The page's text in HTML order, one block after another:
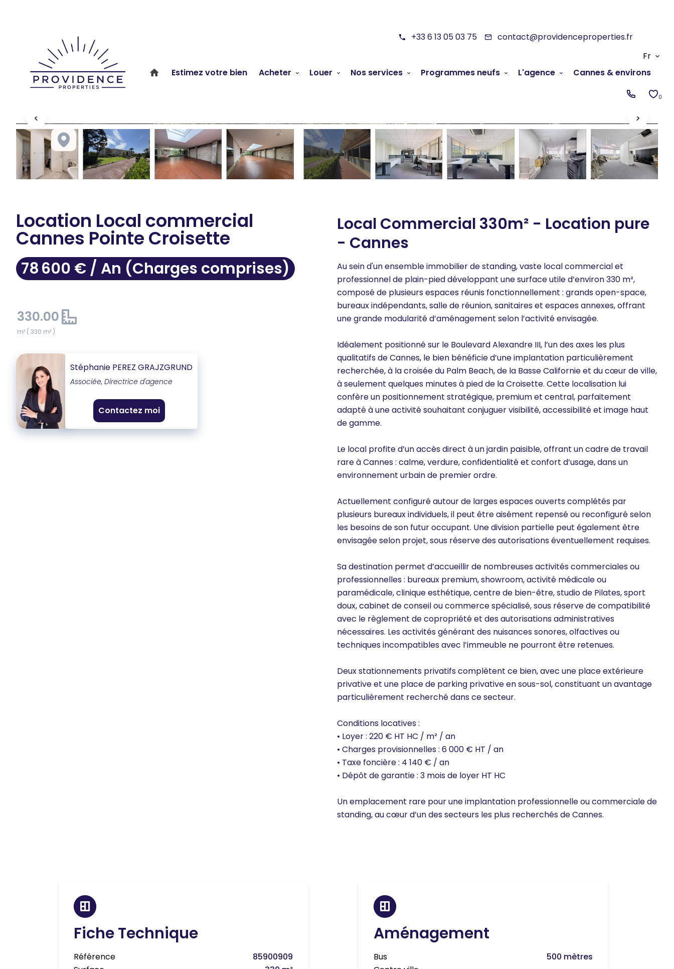
+33 6 13 05 03 75
contact@providenceproperties.fr
Fr
Estimez votre bien
Acheter Louer Nos services Programmes neufs L'agence Cannes & environs
0
Location Local commercial
Cannes Pointe Croisette
78 600 € / An (Charges comprises)
330.00
m² ( 330 m² )
Stéphanie PEREZ GRAJZGRUND
Associée, Directrice d'agence
Contactez moi
Local Commercial 330m² - Location pure
- Cannes
Au sein d'un ensemble immobilier de standing, vaste local commercial et
professionnel de plain-pied développant une surface utile d’environ 330 m²,
composé de plusieurs espaces réunis fonctionnellement : grands open-space,
bureaux indépendants, salle de réunion, sanitaires et espaces annexes, offrant
une grande modularité d’aménagement selon l’activité envisagée.
Idéalement positionné sur le Boulevard Alexandre III, l’un des axes les plus
qualitatifs de Cannes, le bien bénéficie d’une implantation particulièrement
recherchée, à la croisée du Palm Beach, de la Basse Californie et du cœur de ville,
à seulement quelques minutes à pied de la Croisette. Cette localisation lui
confère un positionnement stratégique, premium et central, parfaitement
adapté à une activité souhaitant conjuguer visibilité, accessibilité et image haut
de gamme.
Le local profite d’un accès direct à un jardin paisible, offrant un cadre de travail
rare à Cannes : calme, verdure, confidentialité et confort d’usage, dans un
environnement urbain de premier ordre.
Actuellement configuré autour de larges espaces ouverts complétés par
plusieurs bureaux individuels, il peut être aisément repensé ou reconfiguré selon
les besoins de son futur occupant. Une division partielle peut également être
envisagée selon projet, sous réserve des autorisations éventuellement requises.
Sa destination permet d’accueillir de nombreuses activités commerciales ou
professionnelles : bureaux premium, showroom, activité médicale ou
paramédicale, clinique esthétique, centre de bien-être, studio de Pilates, sport
doux, cabinet de conseil ou commerce spécialisé, sous réserve de compatibilité
avec le règlement de copropriété et des autorisations administratives
nécessaires. Les activités générant des nuisances sonores, olfactives ou
techniques incompatibles avec l’immeuble ne pourront être retenues.
Deux stationnements privatifs complètent ce bien, avec une place extérieure
privative et une place de parking privative en sous-sol, constituant un avantage
particulièrement recherché dans ce secteur.
Conditions locatives :
• Loyer : 220 € HT HC / m² / an
• Charges provisionnelles : 6 000 € HT / an
• Taxe foncière : 4 140 € / an
• Dépôt de garantie : 3 mois de loyer HT HC
Un emplacement rare pour une implantation professionnelle ou commerciale de
standing, au cœur d’un des secteurs les plus recherchés de Cannes.
Fiche Technique
Référence
85900909
Aménagement
Bus
500 mètres